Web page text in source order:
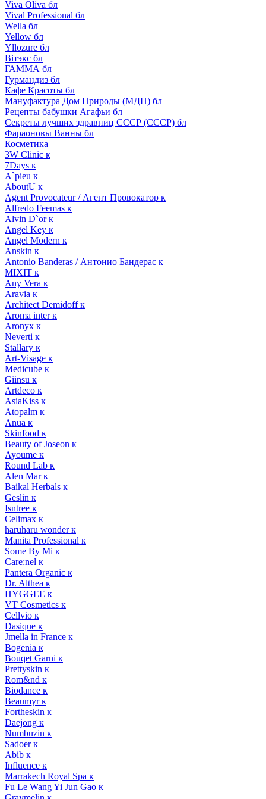
Viva Oliva бл
Vival Professional бл
Wella бл
Yellow бл
Yllozure бл
Вiтэкс бл
ГАММА бл
Гурмандиз бл
Кафе Красоты бл
Мануфактура Дом Природы (МДП) бл
Рецепты бабушки Агафьи бл
Секреты лучших здравниц СССР (СССР) бл
Фараоновы Ванны бл
Косметика
3W Clinic к
7Days к
A`pieu к
AboutU к
Agent Provocateur / Агент Провокатор к
Alfredo Feemas к
Alvin D`or к
Angel Key к
Angel Modern к
Anskin к
Antonio Banderas / Антонио Бандерас к
MIXIT к
Any Vera к
Aravia к
Architect Demidoff к
Aroma inter к
Aronyx к
Neverti к
Stallary к
Art-Visage к
Medicube к
Giinsu к
Artdeco к
AsiaKiss к
Atopalm к
Anua к
Skinfood к
Beauty of Joseon к
Ayoume к
Round Lab к
Alen Mar к
Baikal Herbals к
Geslin к
Isntree к
Celimax к
haruharu wonder к
Manita Professional к
Some By Mi к
Care:nel к
Pantera Organic к
Dr. Althea к
HYGGEE к
VT Cosmetics к
Cellvio к
Dasique к
Jmella in France к
Bogenia к
Bouqet Garni к
Prettyskin к
Rom&nd к
Biodance к
Beaumyr к
Fortheskin к
Daejong к
Numbuzin к
Sadoer к
Abib к
Influence к
Marrakech Royal Spa к
Fu Le Wang Yi Jun Gao к